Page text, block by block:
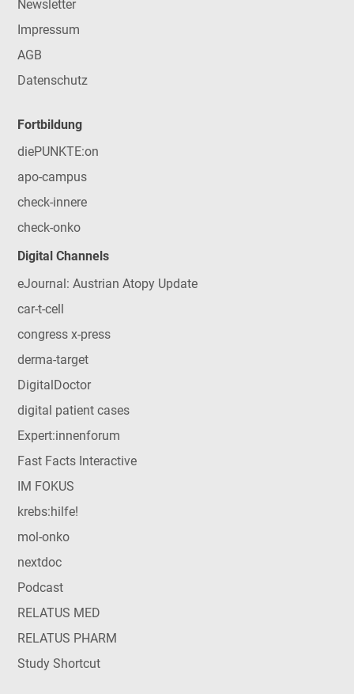
Newsletter
Impressum
AGB
Datenschutz
Fortbildung
diePUNKTE:on
apo-campus
check-innere
check-onko
Digital Channels
eJournal: Austrian Atopy Update
car-t-cell
congress x-press
derma-target
DigitalDoctor
digital patient cases
Expert:innenforum
Fast Facts Interactive
IM FOKUS
krebs:hilfe!
mol-onko
nextdoc
Podcast
RELATUS MED
RELATUS PHARM
Study Shortcut